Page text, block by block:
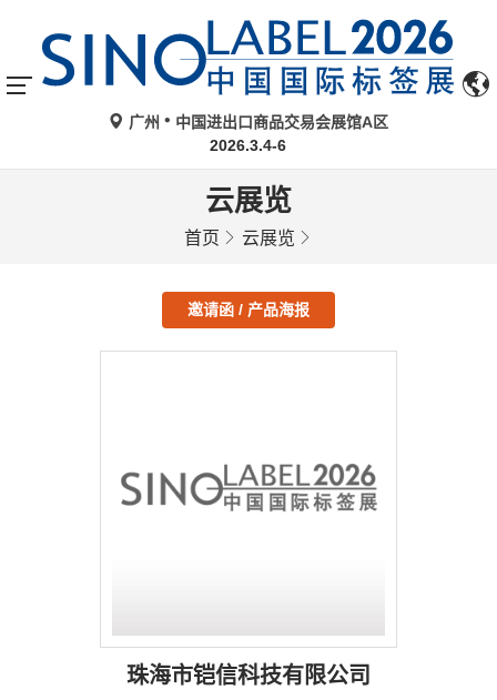
广州
中国进出口商品交易会展馆A区
2026.3.4-6
云展览
首页 云展览
邀请函 / 产品海报
珠海市铠信科技有限公司